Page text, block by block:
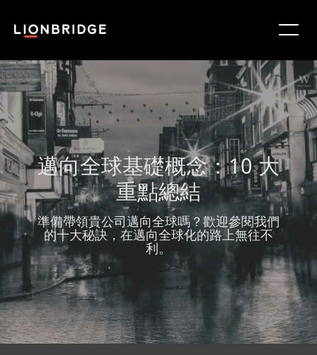
邁向全球基礎概念：10 大
重點總結
準備帶領貴公司邁向全球嗎？歡迎參閱我們
的十大秘訣，在邁向全球化的路上無往不
利。